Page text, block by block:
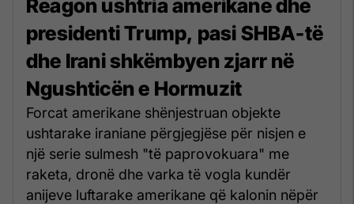
Reagon ushtria amerikane dhe
presidenti Trump, pasi SHBA-të
dhe Irani shkëmbyen zjarr në
Ngushticën e Hormuzit
Forcat amerikane shënjestruan objekte
ushtarake iraniane përgjegjëse për nisjen e
një serie sulmesh "të paprovokuara" me
raketa, dronë dhe varka të vogla kundër
anijeve luftarake amerikane që kalonin nëpër